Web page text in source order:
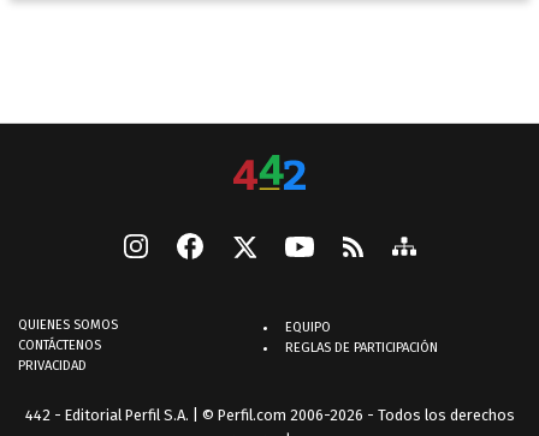
QUIENES SOMOS
CONTÁCTENOS
PRIVACIDAD
EQUIPO
REGLAS DE PARTICIPACIÓN
442 - Editorial Perfil S.A. | © Perfil.com 2006-2026 - Todos los derechos